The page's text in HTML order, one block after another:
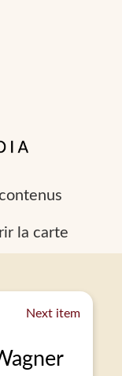
la carte
Next item